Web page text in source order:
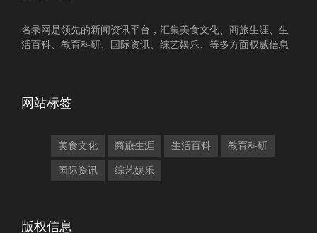
名录网是领先的新闻资讯平台，汇集美食文化、商旅生涯、生
活百科、教育科研、国际资讯、综艺娱乐、等多方面权威信息
网站标签
美食文化 商旅生涯 生活百科 教育科研
国际资讯 综艺娱乐
版权信息